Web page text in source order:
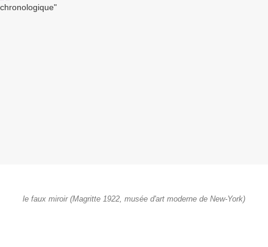
le faux miroir (Magritte 1922, musée d'art moderne de New-York)